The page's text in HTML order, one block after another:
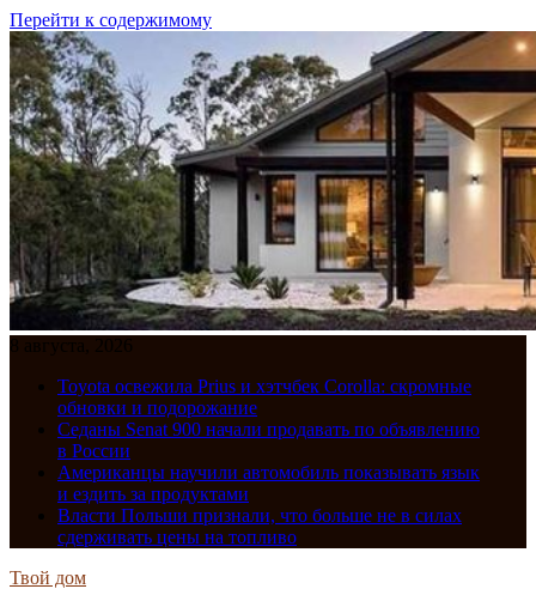
Перейти к содержимому
8 августа, 2026
Toyota освежила Prius и хэтчбек Corolla: скромные
обновки и подорожание
Седаны Senat 900 начали продавать по объявлению
в России
Американцы научили автомобиль показывать язык
и ездить за продуктами
Власти Польши признали, что больше не в силах
сдерживать цены на топливо
Твой дом